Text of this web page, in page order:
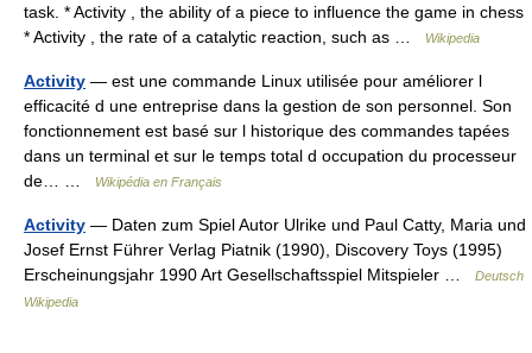
task. * Activity , the ability of a piece to influence the game in chess
* Activity , the rate of a catalytic reaction, such as …
Wikipedia
Activity — est une commande Linux utilisée pour améliorer l
efficacité d une entreprise dans la gestion de son personnel. Son
fonctionnement est basé sur l historique des commandes tapées
dans un terminal et sur le temps total d occupation du processeur
de… …
Wikipédia en Français
Activity — Daten zum Spiel Autor Ulrike und Paul Catty, Maria und
Josef Ernst Führer Verlag Piatnik (1990), Discovery Toys (1995)
Erscheinungsjahr 1990 Art Gesellschaftsspiel Mitspieler …
Deutsch
Wikipedia